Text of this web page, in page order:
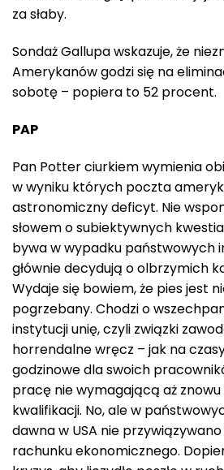
za słaby.
Sondaż Gallupa wskazuje, że
Amerykanów godzi się na
sobotę – popiera to 52 procent.
PAP
Pan Potter ciurkiem wymienia
w wyniku których poczta
astronomiczny deficyt. Nie
słowem o subiektywnych
bywa w wypadku państwowych
głównie decydują o olbrzymich
Wydaje się bowiem, że pies jest
pogrzebany. Chodzi o
instytucji unię, czyli związki
horrendalne wręcz – jak na
godzinowe dla swoich
pracę nie wymagającą aż
kwalifikacji. No, ale w
dawna w USA nie
rachunku ekonomicznego.